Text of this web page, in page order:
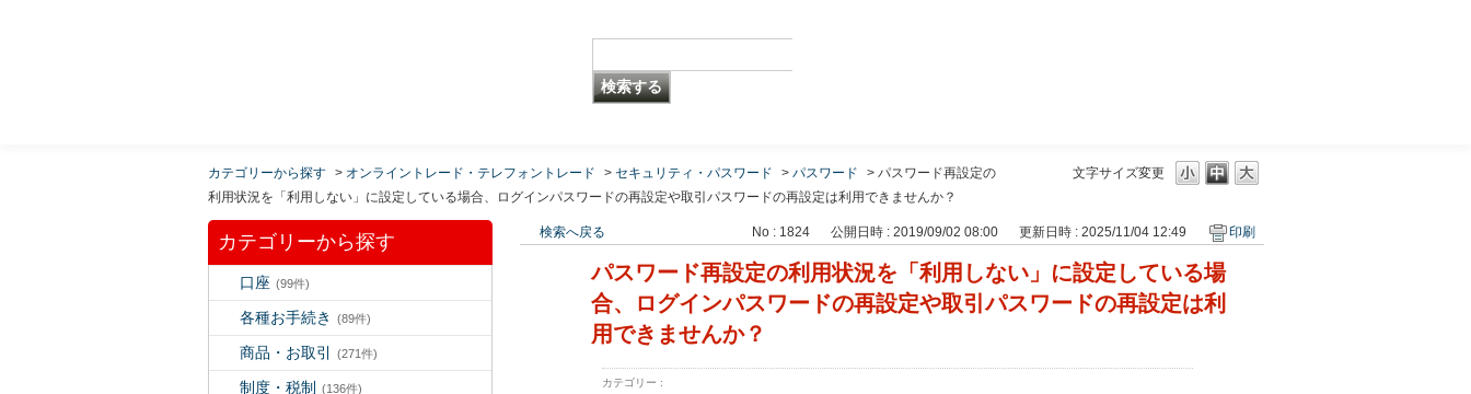
文字サイズ変更
カテゴリーから探す > オンライントレード・テレフォントレード > セキュリティ・パスワード > パスワード > パスワード再設定の
利用状況を「利用しない」に設定している場合、ログインパスワードの再設定や取引パスワードの再設定は利用できませんか？
カテゴリーから探す
口座 (99件)
各種お手続き (89件)
商品・お取引 (271件)
制度・税制 (136件)
検索へ戻る No : 1824 公開日時 : 2019/09/02 08:00 更新日時 : 2025/11/04 12:49 印刷
パスワード再設定の利用状況を「利用しない」に設定している場
合、ログインパスワードの再設定や取引パスワードの再設定は利
用できませんか？
カテゴリー :